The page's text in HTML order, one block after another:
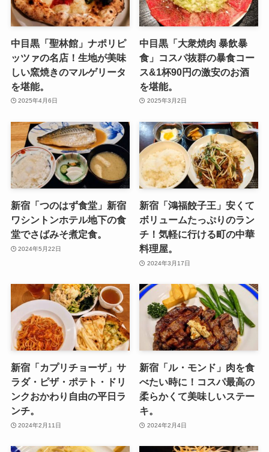
中目黒「聖林館」ナポリピ
ッツァの名店！生地が美味
しい窯焼きのマルゲリータ
を堪能。
2025年4月6日
中目黒「大衆焼肉 暴飲暴
食」コスパ抜群の暴食コー
ス&1杯90円の激安のお酒
を堪能。
2025年3月2日
新宿「つのはず食堂」新宿
ワシントンホテル地下の食
堂でさばみそ煮定食。
2024年5月22日
新宿「鴻福餃子王」安くて
ボリュームたっぷりのラン
チ！気軽に行ける町の中華
料理屋。
2024年3月17日
新宿「カプリチョーザ」サ
ラダ・ピザ・ポテト・ドリ
ンクおかわり自由の平日ラ
ンチ。
2024年2月11日
新宿「ル・モンド」肉を食
べたい時に！コスパ最高の
柔らかくて美味しいステー
キ。
2024年2月4日